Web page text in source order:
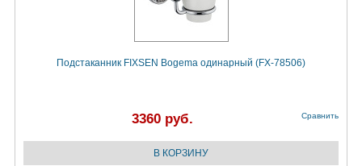
Подстаканник FIXSEN Bogema одинарный (FX-78506)
3360 руб. Сравнить